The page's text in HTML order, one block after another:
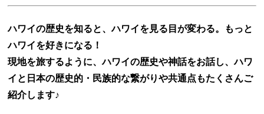
ハワイの歴史を知ると、ハワイを見る目が変わる。もっと
ハワイを好きになる！
現地を旅するように、ハワイの歴史や神話をお話し、ハワ
イと日本の歴史的・民族的な繋がりや共通点もたくさんご
紹介します♪